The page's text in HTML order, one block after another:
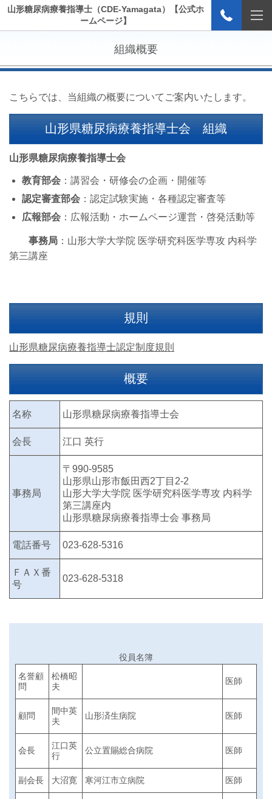
山形糖尿病療養指導士（CDE-Yamagata）【公式ホ
ームページ】
組織概要
こちらでは、当組織の概要についてご案内いたします。
山形県糖尿病療養指導士会 組織
山形県糖尿病療養指導士会
教育部会 ：講習会・研修会の企画・開催等
認定審査部会 ：認定試験実施・各種認定審査等
広報部会 ：広報活動・ホームページ運営・啓発活動等
事務局 ： 山形大学大学院 医学研究科医学専攻 内科学
第三講座
規則
山形県糖尿病療養指導士認定制度規則
概要
名称 山形県糖尿病療養指導士会
会長 江口 英行
事務局
〒990-9585
山形県山形市飯田西2丁目2-2
山形大学大学院 医学研究科医学専攻 内科学
第三講座内
山形県糖尿病療養指導士会 事務局
電話番号 023-628-5316
ＦＡＸ番
号
023-628-5318
役員名簿
名誉顧
問
松橋昭
夫
医師
顧問
間中英
夫
山形済生病院 医師
会長
江口英
行
公立置賜総合病院 医師
副会長 大沼寛 寒河江市立病院 医師